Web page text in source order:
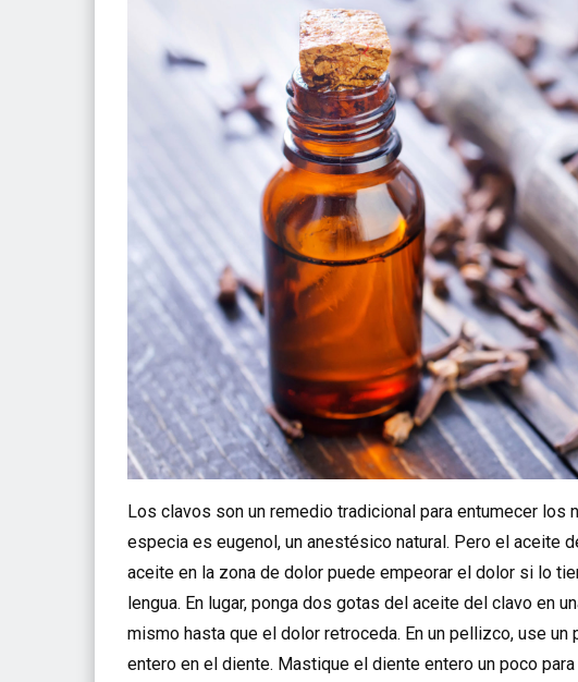
Los clavos son un remedio tradicional para entumecer
especia es eugenol, un anestésico natural. Pero el aceite
aceite en la zona de dolor puede empeorar el dolor si lo
lengua. En lugar, ponga dos gotas del aceite del clavo en
mismo hasta que el dolor retroceda. En un pellizco, use
entero en el diente. Mastique el diente entero un poco